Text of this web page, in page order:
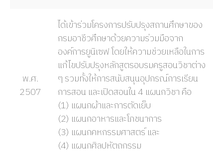
พ.ศ.
2507
ได้เข้าร่วมโครงการปรับปรุงสถานศึกษาของ
กรมอาชีวศึกษาด้วยความร่วมมือจาก
องค์การยูนิเซฟ โดยให้ความช่วยเหลือในการ
แก้ไขปรับปรุงหลักสูตรอบรมครูสอนวิชาต่าง
ๆ รวมทั้งให้การสนับสนุนอุปกรณ์การเรียน
การสอน และเปิดสอนใน 4 แผนกวิชา คือ
(1) แผนกผ้าและการตัดเย็บ
(2) แผนกอาหารและโภชนาการ
(3) แผนกคหกรรมศาสตร์ และ
(4) แผนกศิลปหัตถกรรม